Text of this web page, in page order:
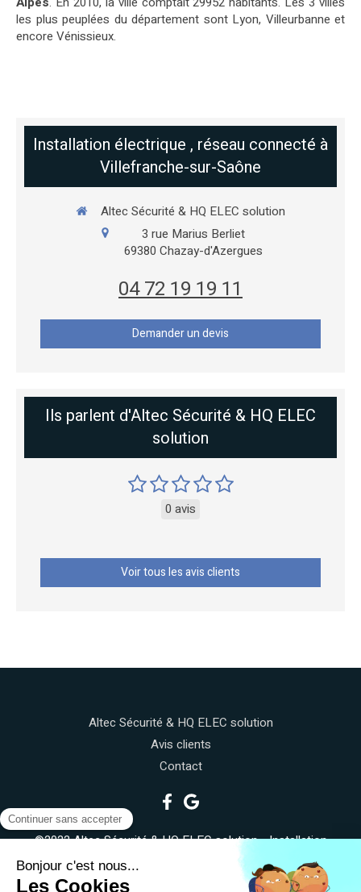
les plus peuplées du département sont Lyon, Villeurbanne et
encore Vénissieux.
Installation électrique , réseau connecté à
Villefranche-sur-Saône
Altec Sécurité & HQ ELEC solution
3 rue Marius Berliet
69380 Chazay-d'Azergues
04 72 19 19 11
Demander un devis
Ils parlent d'Altec Sécurité & HQ ELEC
solution
0 avis
Voir tous les avis clients
Altec Sécurité & HQ ELEC solution
Avis clients
Contact
©2022 Altec Sécurité & HQ ELEC solution - Installation
électrique, réseau connecté